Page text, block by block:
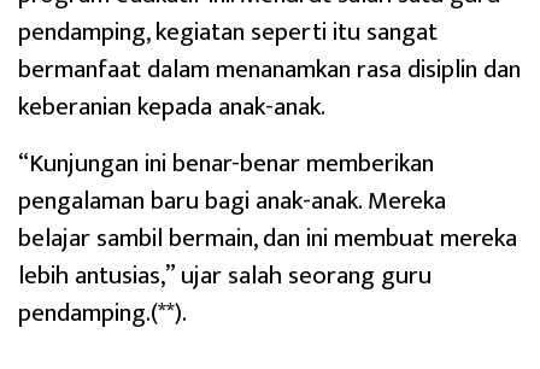
pendamping, kegiatan seperti itu sangat
bermanfaat dalam menanamkan rasa disiplin dan
keberanian kepada anak-anak.
“Kunjungan ini benar-benar memberikan
pengalaman baru bagi anak-anak. Mereka
belajar sambil bermain, dan ini membuat mereka
lebih antusias,” ujar salah seorang guru
pendamping.(**).